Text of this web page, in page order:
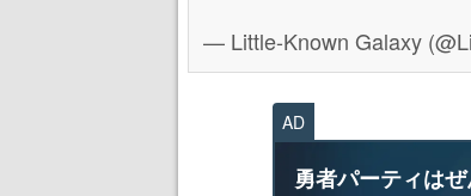
— Little-Known Galaxy
AD
勇者パーティはぜ